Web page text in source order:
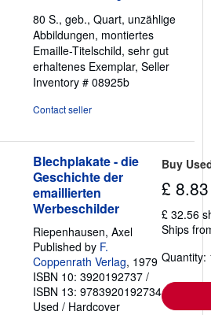
of
5
stars
80 S., geb., Quart, unzählige
Abbildungen, montiertes
Emaille-Titelschild, sehr gut
erhaltenes Exemplar, Seller
Inventory # 08925b
Contact seller
Blechplakate - die
Geschichte der
emaillierten
Werbeschilder
Riepenhausen, Axel
Published by F.
Coppenrath Verlag, 1979
ISBN 10: 3920192737 /
ISBN 13: 9783920192734
Used / Hardcover
Buy
£ 8.83
£ 32.56
Ships
Quantity: